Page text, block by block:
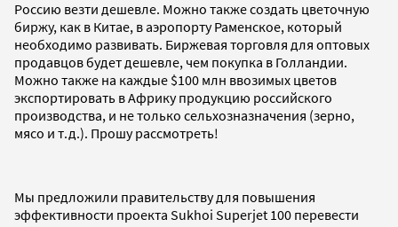
Россию везти дешевле. Можно также создать цветочную
биржу, как в Китае, в аэропорту Раменское, который
необходимо развивать. Биржевая торговля для оптовых
продавцов будет дешевле, чем покупка в Голландии.
Можно также на каждые $100 млн ввозимых цветов
экспортировать в Африку продукцию российского
производства, и не только сельхозназначения (зерно,
мясо и т.д.). Прошу рассмотреть!
Мы предложили правительству для повышения
эффективности проекта Sukhoi Superjet 100 перевести